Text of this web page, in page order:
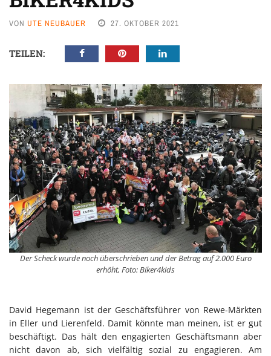
VON UTE NEUBAUER 27. OKTOBER 2021
TEILEN:
Der Scheck wurde noch überschrieben und der Betrag auf 2.000 Euro
erhöht, Foto: Biker4kids
David Hegemann ist der Geschäftsführer von Rewe-Märkten
in Eller und Lierenfeld. Damit könnte man meinen, ist er gut
beschäftigt. Das hält den engagierten Geschäftsmann aber
nicht davon ab, sich vielfältig sozial zu engagieren. Am